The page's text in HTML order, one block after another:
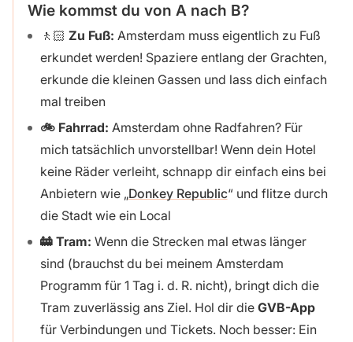
Wie kommst du von A nach B?
🚶🏻 Zu Fuß: Amsterdam muss eigentlich zu Fuß
erkundet werden! Spaziere entlang der Grachten,
erkunde die kleinen Gassen und lass dich einfach
mal treiben
🚲 Fahrrad: Amsterdam ohne Radfahren? Für
mich tatsächlich unvorstellbar! Wenn dein Hotel
keine Räder verleiht, schnapp dir einfach eins bei
Anbietern wie „Donkey Republic“ und flitze durch
die Stadt wie ein Local
🚋 Tram: Wenn die Strecken mal etwas länger
sind (brauchst du bei meinem Amsterdam
Programm für 1 Tag i. d. R. nicht), bringt dich die
Tram zuverlässig ans Ziel. Hol dir die GVB-App
für Verbindungen und Tickets. Noch besser: Ein